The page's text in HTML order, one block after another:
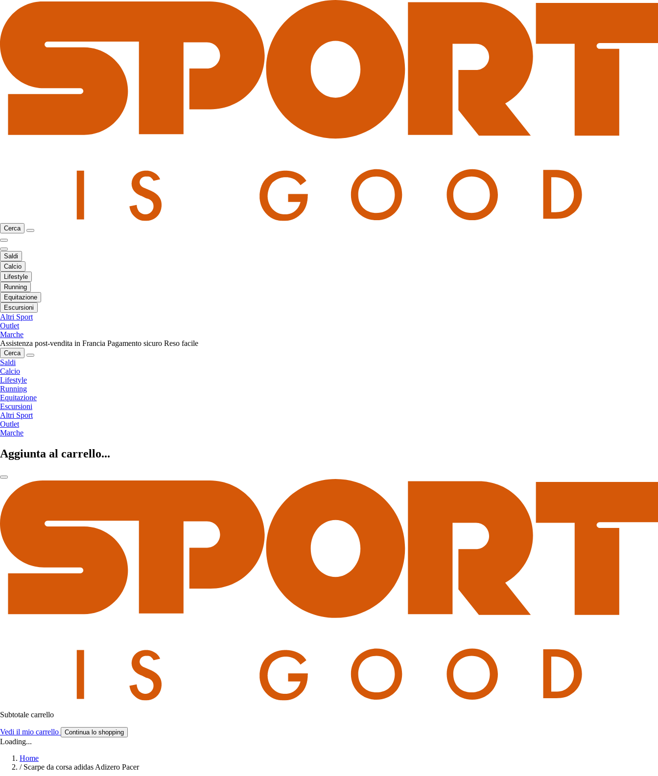
Cerca
Saldi
Calcio
Lifestyle
Running
Equitazione
Escursioni
Altri Sport
Outlet
Marche
Assistenza post-vendita in Francia Pagamento sicuro Reso facile
Cerca
Saldi
Calcio
Lifestyle
Running
Equitazione
Escursioni
Altri Sport
Outlet
Marche
Aggiunta al carrello...
Subtotale carrello
Vedi il mio carrello Continua lo shopping
Loading...
Home
/ Scarpe da corsa adidas Adizero Pacer